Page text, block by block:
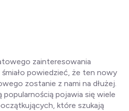
zainteresowania
powiedzieć, że ten nowy
zostanie z nami na dłużej.
pojawia się wiele
które szukają